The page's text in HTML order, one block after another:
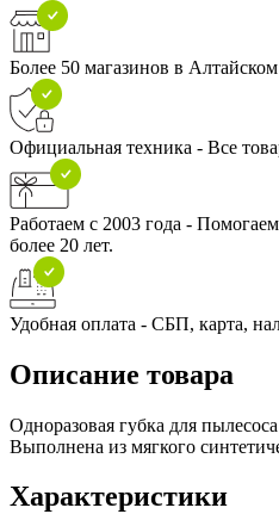
Более 50 магазинов в
Официальная техника - Все
Работаем с 2003 года -
более 20 лет.
Удобная оплата - СБП, карта,
Описание товара
Одноразовая губка для
Выполнена из мягкого
Характеристики